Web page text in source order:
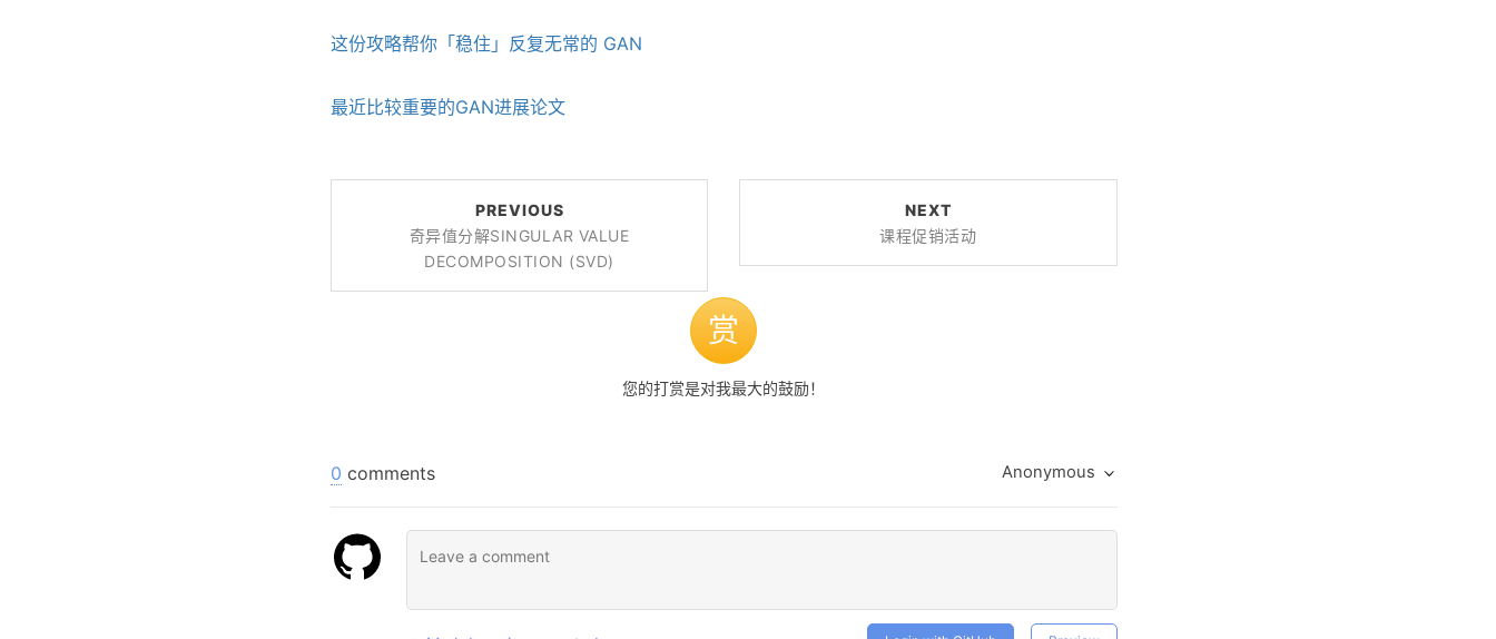
这份攻略帮你「稳住」反复无常的 GAN
最近比较重要的GAN进展论文
PREVIOUS
奇异值分解SINGULAR VALUE
DECOMPOSITION (SVD)
NEXT
课程促销活动
赏
您的打赏是对我最大的鼓励！
0 comments Anonymous